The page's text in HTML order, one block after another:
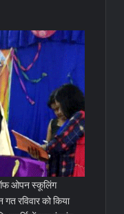
ओपन स्कूलिंग
रविवार को किया